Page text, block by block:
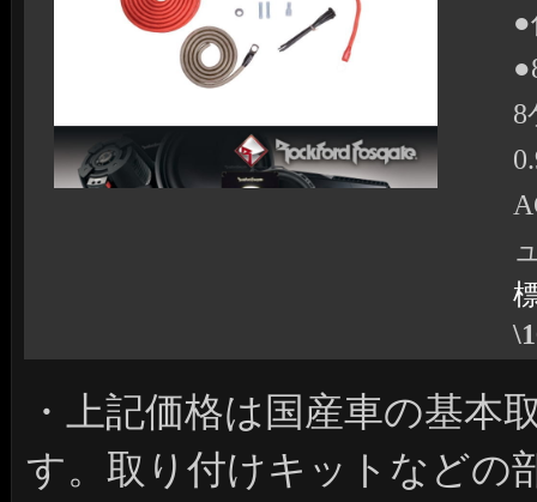
8
・上記価格は国産車の基本
す。取り付けキットなどの